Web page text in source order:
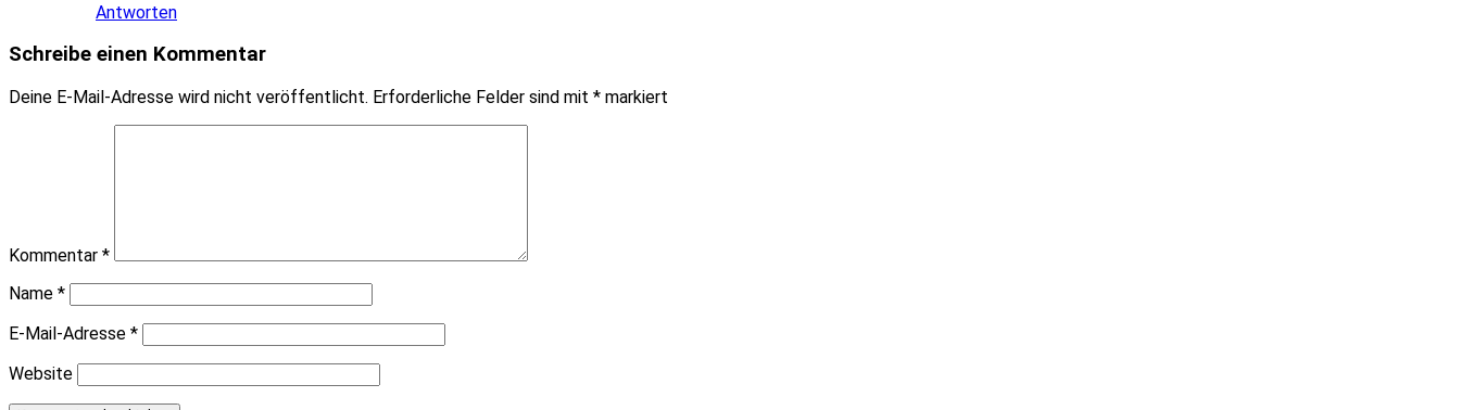
Antworten
Schreibe einen Kommentar
Deine E-Mail-Adresse wird nicht veröffentlicht. Erforderliche Felder sind mit * markiert
Kommentar *
Name *
E-Mail-Adresse *
Website